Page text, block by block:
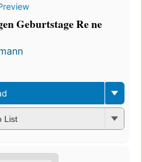
Geburtstage Re ne
List